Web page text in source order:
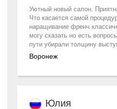
Уютный новый салон.
Что касается самой
наращивание френч
могу сказать но есть
пути убирали толщину
Воронеж
Юлия